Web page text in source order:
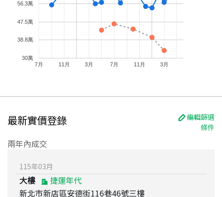
7月 11月 3月 7月 11月 3月
30萬
38.8萬
47.5萬
56.3萬
最新實價登錄
編輯篩選
條件
兩年內成交
115年03月
大樓
捷運年代
新北市新店區安德街116巷46號三樓